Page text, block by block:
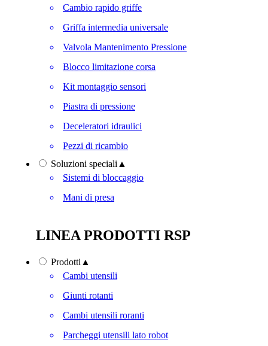
Cambio rapido griffe
Griffa intermedia universale
Valvola Mantenimento Pressione
Blocco limitazione corsa
Kit montaggio sensori
Piastra di pressione
Deceleratori idraulici
Pezzi di ricambio
Soluzioni speciali ▲
Sistemi di bloccaggio
Mani di presa
LINEA PRODOTTI RSP
Prodotti ▲
Cambi utensili
Giunti rotanti
Cambi utensili roranti
Parcheggi utensili lato robot